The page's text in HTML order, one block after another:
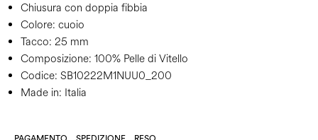
Chiusura con doppia fibbia
Colore: cuoio
Tacco: 25 mm
Composizione: 100% Pelle di Vitello
Codice: SB10222M1NUU0_200
Made in: Italia